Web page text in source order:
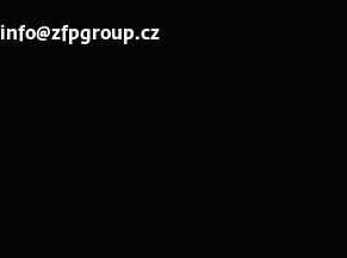
info@zfpgroup.cz